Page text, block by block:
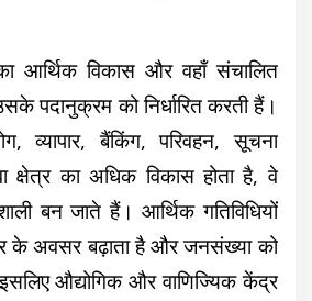
विकास और वहाँ संचालित
पदानुक्रम को निर्धारित करती हैं।
व्यापार, बैंकिंग, परिवहन, सूचना
क्षेत्र का अधिक विकास होता है, वे
बन जाते हैं। आर्थिक गतिविधियों
के अवसर बढ़ाता है और जनसंख्या को
औद्योगिक और वाणिज्यिक केंद्र